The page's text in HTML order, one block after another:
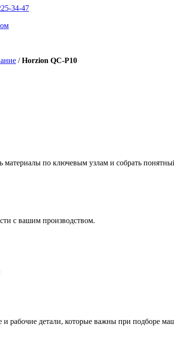
34-47
/ Horzion QC-P10
по ключевым узлам и собрать
с вашим производством.
рабочие детали, которые важны при подборе